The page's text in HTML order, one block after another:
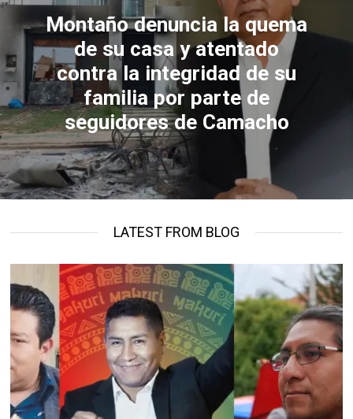
Montaño denuncia la quema
de su casa y atentado
contra la integridad de su
familia por parte de
seguidores de Camacho
LATEST FROM BLOG